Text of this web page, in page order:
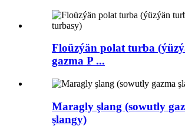
Floüzýän polat turba
gazma P ...
Maragly şlang (sowutly
şlangy)